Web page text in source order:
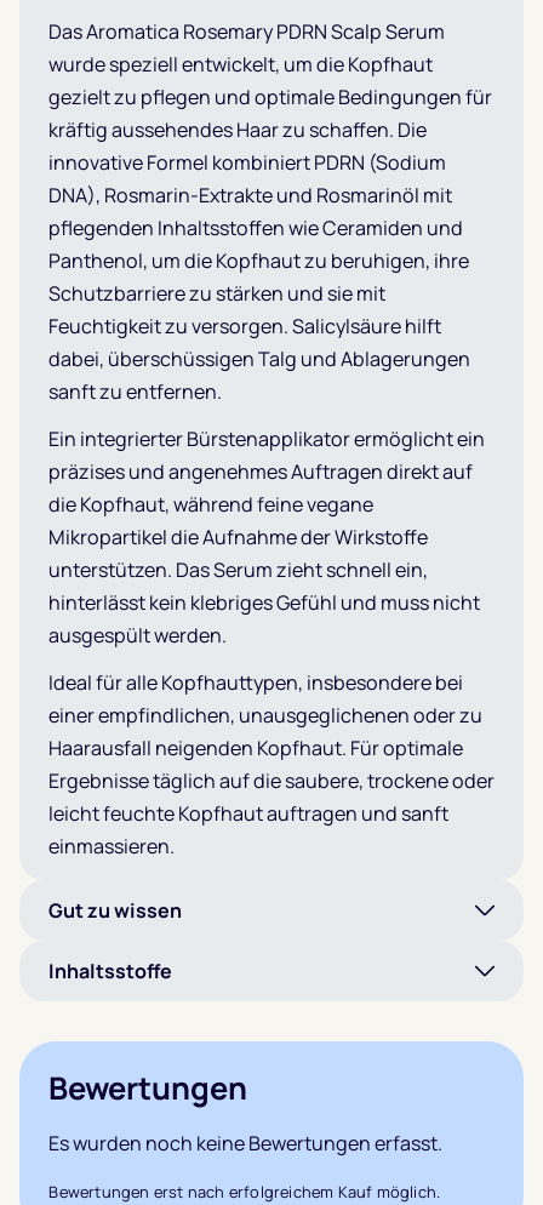
Das Aromatica Rosemary PDRN Scalp Serum
wurde speziell entwickelt, um die Kopfhaut
gezielt zu pflegen und optimale Bedingungen für
kräftig aussehendes Haar zu schaffen. Die
innovative Formel kombiniert PDRN (Sodium
DNA), Rosmarin-Extrakte und Rosmarinöl mit
pflegenden Inhaltsstoffen wie Ceramiden und
Panthenol, um die Kopfhaut zu beruhigen, ihre
Schutzbarriere zu stärken und sie mit
Feuchtigkeit zu versorgen. Salicylsäure hilft
dabei, überschüssigen Talg und Ablagerungen
sanft zu entfernen.
Ein integrierter Bürstenapplikator ermöglicht ein
präzises und angenehmes Auftragen direkt auf
die Kopfhaut, während feine vegane
Mikropartikel die Aufnahme der Wirkstoffe
unterstützen. Das Serum zieht schnell ein,
hinterlässt kein klebriges Gefühl und muss nicht
ausgespült werden.
Ideal für alle Kopfhauttypen, insbesondere bei
einer empfindlichen, unausgeglichenen oder zu
Haarausfall neigenden Kopfhaut. Für optimale
Ergebnisse täglich auf die saubere, trockene oder
leicht feuchte Kopfhaut auftragen und sanft
einmassieren.
Gut zu wissen
Inhaltsstoffe
Bewertungen
Es wurden noch keine Bewertungen erfasst.
Bewertungen erst nach erfolgreichem Kauf möglich.